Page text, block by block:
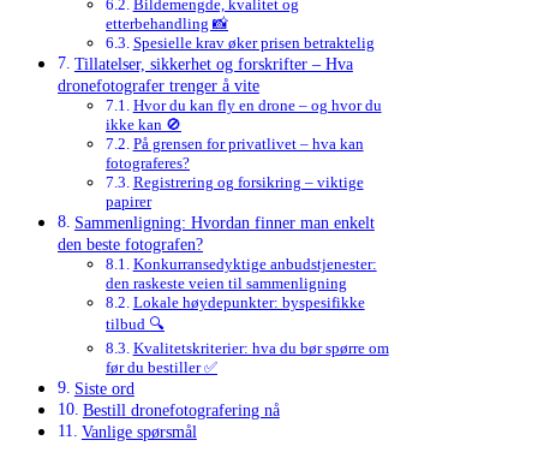
Bildemengde, kvalitet og
etterbehandling 📸
Spesielle krav øker prisen betraktelig
Tillatelser, sikkerhet og forskrifter – Hva
dronefotografer trenger å vite
Hvor du kan fly en drone – og hvor du
ikke kan 🚫
På grensen for privatlivet – hva kan
fotograferes?
Registrering og forsikring – viktige
papirer
Sammenligning: Hvordan finner man enkelt
den beste fotografen?
Konkurransedyktige anbudstjenester:
den raskeste veien til sammenligning
Lokale høydepunkter: byspesifikke
tilbud 🔍
Kvalitetskriterier: hva du bør spørre om
før du bestiller ✅
Siste ord
Bestill dronefotografering nå
Vanlige spørsmål